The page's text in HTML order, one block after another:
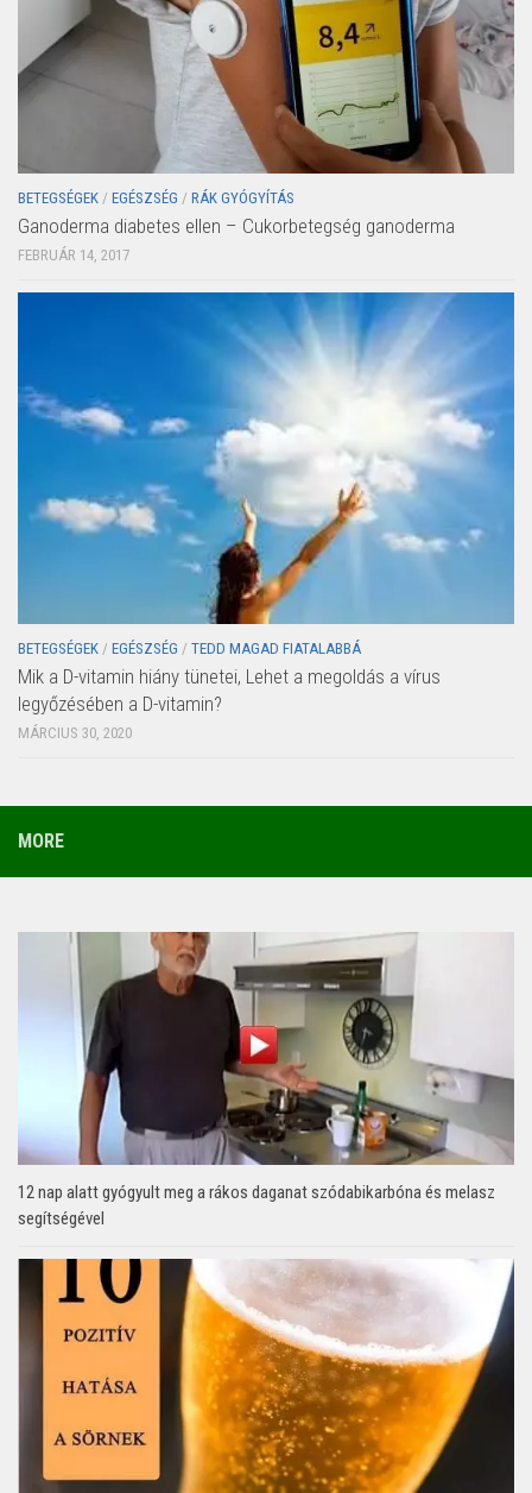
BETEGSÉGEK / EGÉSZSÉG / RÁK GYÓGYÍTÁS
Ganoderma diabetes ellen – Cukorbetegség ganoderma
FEBRUÁR 14, 2017
BETEGSÉGEK / EGÉSZSÉG / TEDD MAGAD FIATALABBÁ
Mik a D-vitamin hiány tünetei, Lehet a megoldás a vírus
legyőzésében a D-vitamin?
MÁRCIUS 30, 2020
MORE
12 nap alatt gyógyult meg a rákos daganat szódabikarbóna és melasz
segítségével